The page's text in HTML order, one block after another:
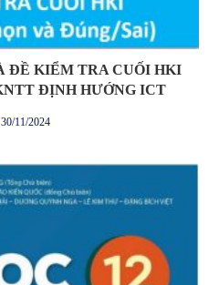
ĐỀ KIỂM TRA CUỐI HKI
ĐỊNH HƯỚNG ICT
30/11/2024